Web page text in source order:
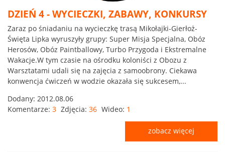
DZIEŃ 4 - WYCIECZKI, ZABAWY, KONKURSY
Zaraz po śniadaniu na wycieczkę trasą Mikołajki-Gierłoż-
Święta Lipka wyruszyły grupy: Super Misja Specjalna, Obóz
Herosów, Obóz Paintballowy, Turbo Przygoda i Ekstremalne
Wakacje.W tym czasie na ośrodku koloniści z Obozu z
Warsztatami udali się na zajęcia z samoobrony. Ciekawa
konwencja ćwiczeń w wodzie okazała się sukcesem,...
Dodany: 2012.08.06
Komentarze: 3 Zdjęcia: 36 Wideo: 1
zobacz więcej